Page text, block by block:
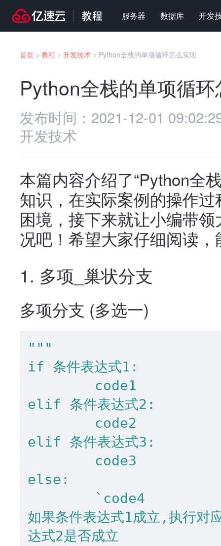
服务器 数据库 开发
首页 > 教程 > 开发技术 > Python全栈的单项循环怎么实现
Python全栈的单项循
发布时间： 2021-12-01
开发技术
本篇内容介绍了“Python全
知识，在实际案例的操作
困境，接下来就让小编带
况吧！希望大家仔细阅读
1. 多项_巢状分支
多项分支 (多选一)
"""
if 条件表达式1:
elif 条件表达式2:
elif 条件表达式3:
else:
如果条件表达式1成立,执行对
达式2是否成立